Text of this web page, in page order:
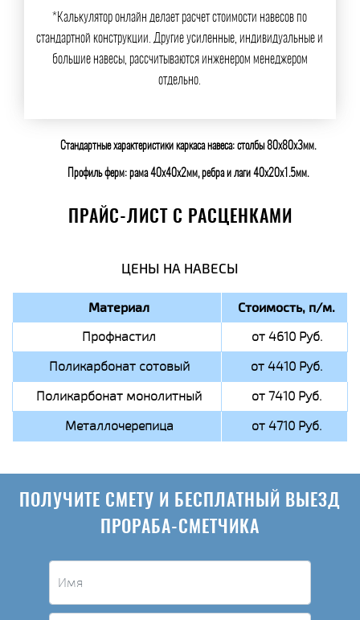
*Калькулятор онлайн делает расчет стоимости навесов по
стандартной конструкции. Другие усиленные, индивидуальные и
большие навесы, рассчитываются инженером менеджером
отдельно.
Стандартные характеристики каркаса навеса: столбы 80х80х3мм.
Профиль ферм: рама 40х40х2мм, ребра и лаги 40х20х1.5мм.
ПРАЙС-ЛИСТ С РАСЦЕНКАМИ
ЦЕНЫ НА НАВЕСЫ
Материал Стоимость, п/м.
Профнастил
от 4610 Руб.
Поликарбонат сотовый
от 4410 Руб.
Поликарбонат монолитный
от 7410 Руб.
Металлочерепица
от 4710 Руб.
ПОЛУЧИТЕ СМЕТУ И БЕСПЛАТНЫЙ ВЫЕЗД
ПРОРАБА-СМЕТЧИКА